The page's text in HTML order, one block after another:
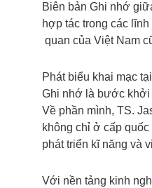
Biên bản Ghi nhớ
hợp tác trong các
quan của Việt Nam
Phát biểu khai mạc
Ghi nhớ là bước khởi
Về phần mình, TS.
không chỉ ở cấp
phát triển kĩ năng và
Với nền tảng kinh